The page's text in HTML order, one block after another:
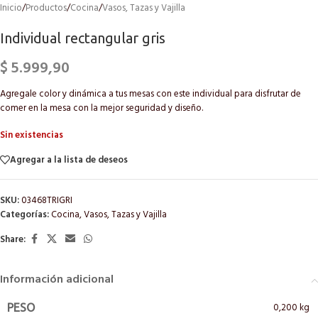
Inicio/Productos/Cocina/Vasos, Tazas y Vajilla
Individual rectangular gris
$5.999,90
Agregale color y dinámica a tus mesas con este individual para disfrutar de
comer en la mesa con la mejor seguridad y diseño.
Sin existencias
Agregar a la lista de deseos
SKU:03468TRIGRI
Categorías:Cocina,Vasos, Tazas y Vajilla
Share:
Información adicional
PESO 0,200 kg